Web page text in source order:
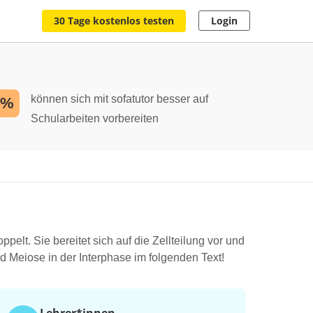
30 Tage kostenlos testen Login
können sich mit sofatutor besser auf
Schularbeiten vorbereiten
Sie bereitet sich auf die Zellteilung vor und
Meiose in der Interphase im folgenden Text!